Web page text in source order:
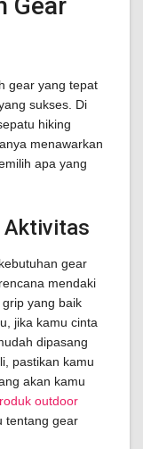
gear yang tepat
sukses. Di
hiking
menawarkan
apa yang
Aktivitas
gear
mendaki
yang baik
jika kamu cinta
dipasang
pastikan kamu
akan kamu
outdoor
tentang gear